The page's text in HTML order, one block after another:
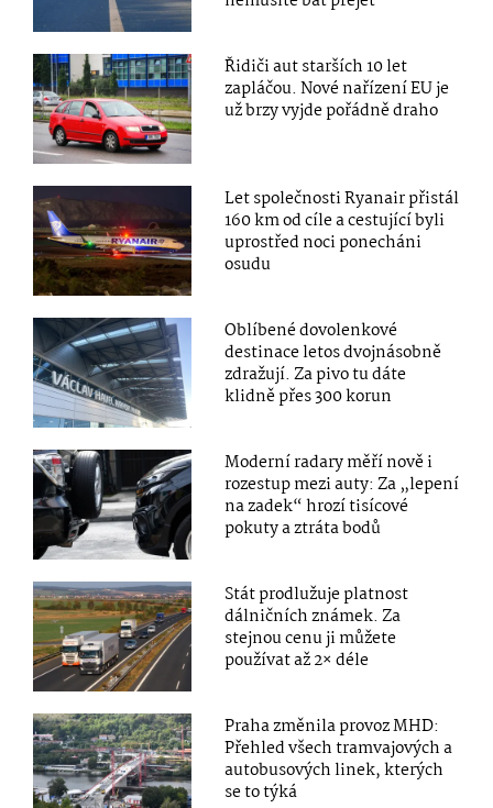
Řidiči aut starších 10 let
zapláčou. Nové nařízení EU je
už brzy vyjde pořádně draho
Let společnosti Ryanair přistál
160 km od cíle a cestující byli
uprostřed noci ponecháni
osudu
Oblíbené dovolenkové
destinace letos dvojnásobně
zdražují. Za pivo tu dáte
klidně přes 300 korun
Moderní radary měří nově i
rozestup mezi auty: Za „lepení
na zadek“ hrozí tisícové
pokuty a ztráta bodů
Stát prodlužuje platnost
dálničních známek. Za
stejnou cenu ji můžete
používat až 2× déle
Praha změnila provoz MHD:
Přehled všech tramvajových a
autobusových linek, kterých
se to týká